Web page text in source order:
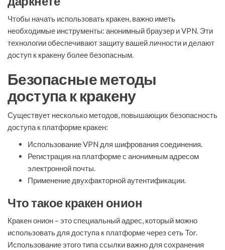
Чтобы начать использовать кракен, важно иметь
необходимые инструменты: анонимный браузер и VPN. Эти
технологии обеспечивают защиту вашей личности и делают
доступ к кракену более безопасным.
Безопасные методы
доступа к кракену
Существует несколько методов, повышающих безопасность
доступа к платформе кракен:
Использование VPN для шифрования соединения.
Регистрация на платформе с анонимным адресом
электронной почты.
Применение двухфакторной аутентификации.
Что такое кракен онион
Кракен онион – это специальный адрес, который можно
использовать для доступа к платформе через сеть Tor.
Использование этого типа ссылки важно для сохранения